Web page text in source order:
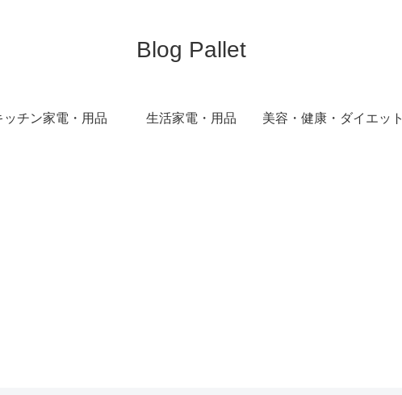
Blog Pallet
ッチン家電・用品 生活家電・用品 美容・健康・ダイエット